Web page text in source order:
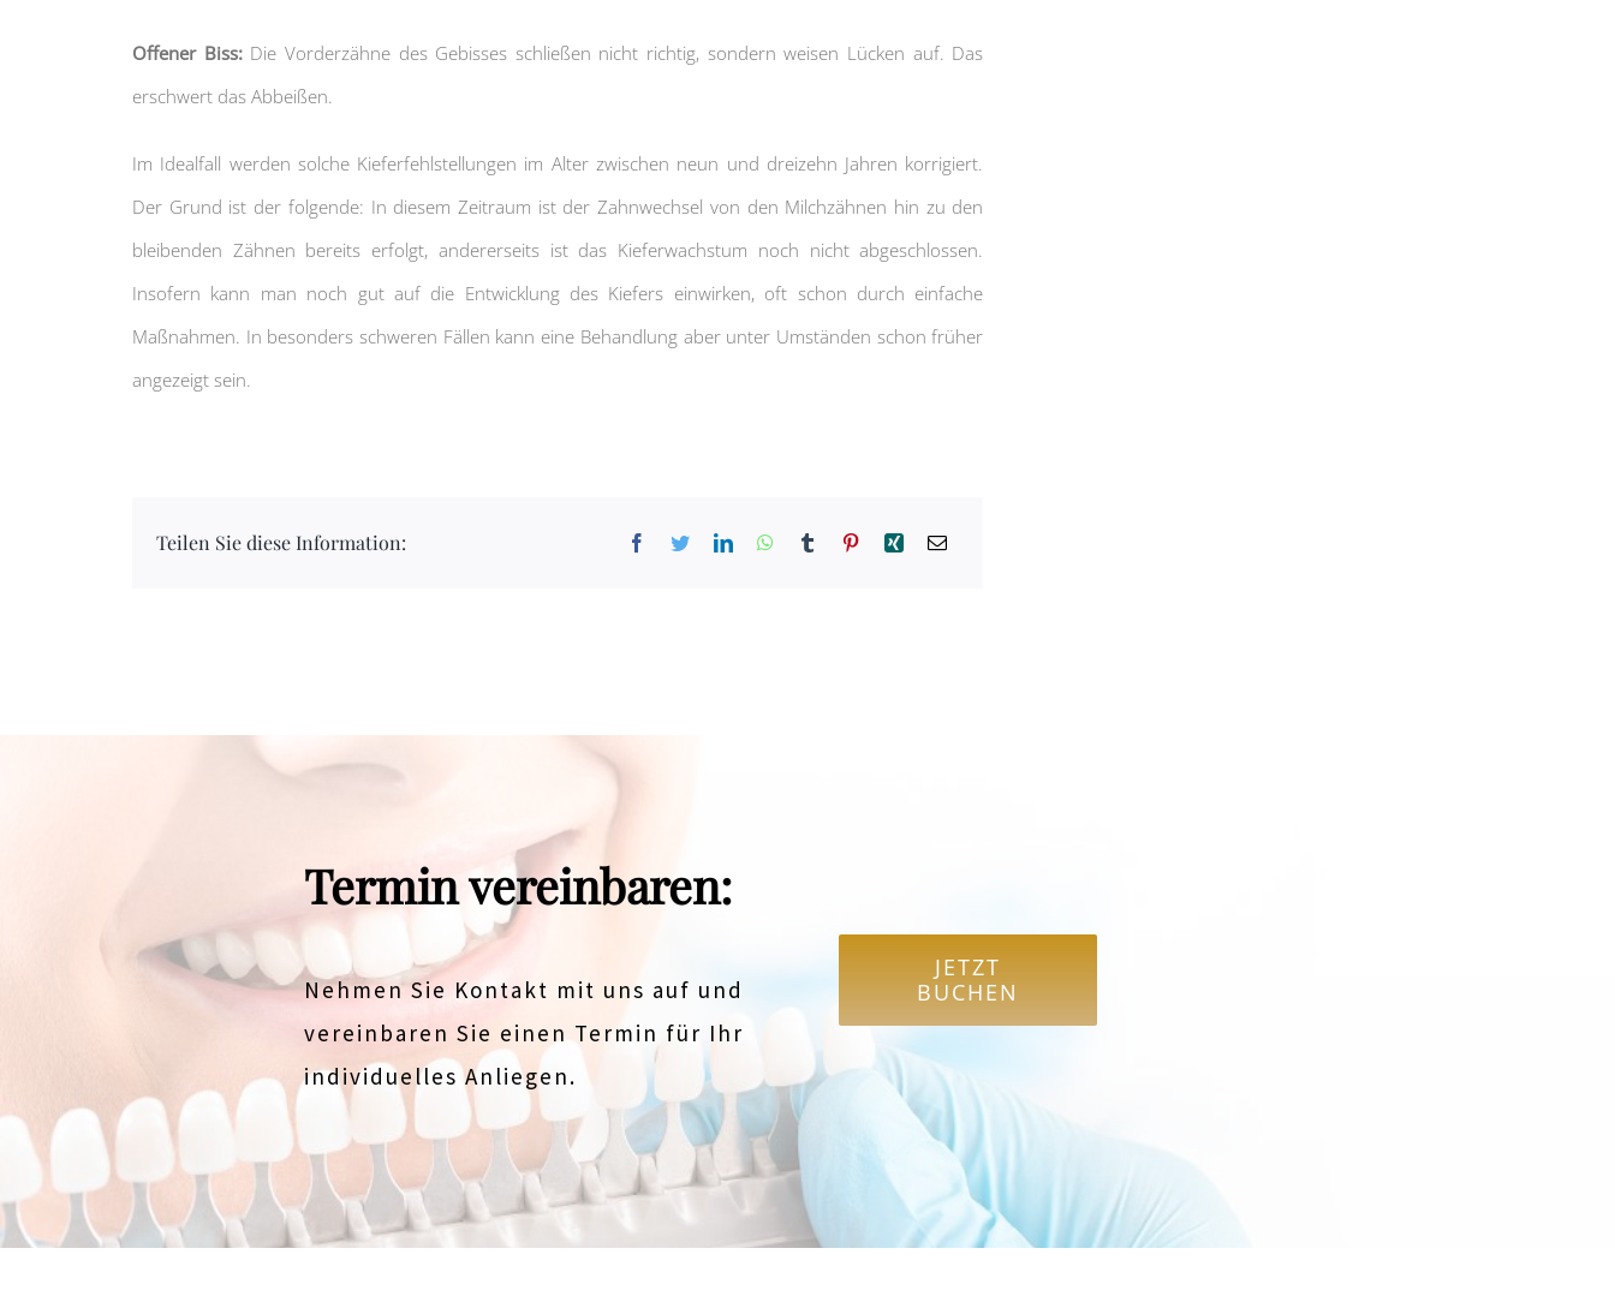
Offener Biss:Die Vorderzähne des Gebisses schließen nicht richtig, sondern weisen Lücken auf. Das
erschwert das Abbeißen.
Im Idealfall werden solche Kieferfehlstellungen im Alter zwischen neun und dreizehn Jahren korrigiert.
Der Grund ist der folgende: In diesem Zeitraum ist der Zahnwechsel von den Milchzähnen hin zu den
bleibenden Zähnen bereits erfolgt, andererseits ist das Kieferwachstum noch nicht abgeschlossen.
Insofern kann man noch gut auf die Entwicklung des Kiefers einwirken, oft schon durch einfache
Maßnahmen. In besonders schweren Fällen kann eine Behandlung aber unter Umständen schon früher
angezeigt sein.
Teilen Sie diese Information:
Termin vereinbaren:
Nehmen Sie Kontakt mit uns auf und
vereinbaren Sie einen Termin für Ihr
individuelles Anliegen.
JETZT
BUCHEN